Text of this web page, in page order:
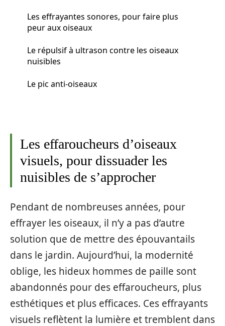
Les effrayantes sonores, pour faire plus
peur aux oiseaux
Le répulsif à ultrason contre les oiseaux
nuisibles
Le pic anti-oiseaux
Les effaroucheurs d’oiseaux
visuels, pour dissuader les
nuisibles de s’approcher
Pendant de nombreuses années, pour
effrayer les oiseaux, il n’y a pas d’autre
solution que de mettre des épouvantails
dans le jardin. Aujourd’hui, la modernité
oblige, les hideux hommes de paille sont
abandonnés pour des effaroucheurs, plus
esthétiques et plus efficaces. Ces effrayants
visuels reflètent la lumière et tremblent dans